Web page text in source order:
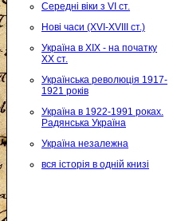
Середні віки з VI ст.
Нові часи (XVI-XVIII ст.)
Україна в XIX - на початку
XX ст.
Українська революція 1917-
1921 років
Україна в 1922-1991 роках.
Радянська Україна
Україна незалежна
вся історія в одній книзі